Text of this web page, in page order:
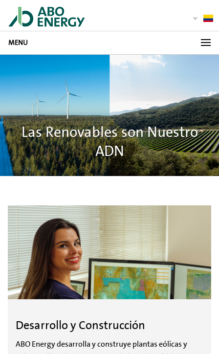
MENU
Las Renovables son Nuestro
ADN
Desarrollo y Construcción
ABO Energy desarrolla y construye plantas eólicas y